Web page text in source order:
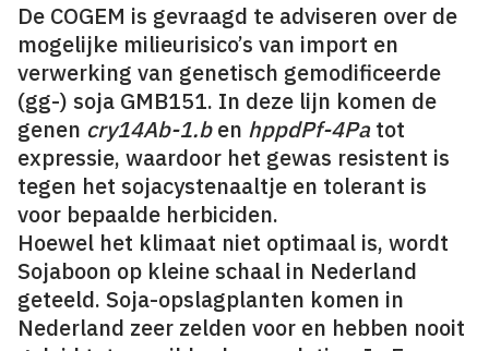
De COGEM is gevraagd te adviseren over de
mogelijke milieurisico’s van import en
verwerking van genetisch gemodificeerde
(gg-) soja GMB151. In deze lijn komen de
genen cry14Ab-1.ben hppdPf-4Patot
expressie, waardoor het gewas resistent is
tegen het sojacystenaaltje en tolerant is
voor bepaalde herbiciden.
Hoewel het klimaat niet optimaal is, wordt
Sojaboon op kleine schaal in Nederland
geteeld. Soja-opslagplanten komen in
Nederland zeer zelden voor en hebben nooit